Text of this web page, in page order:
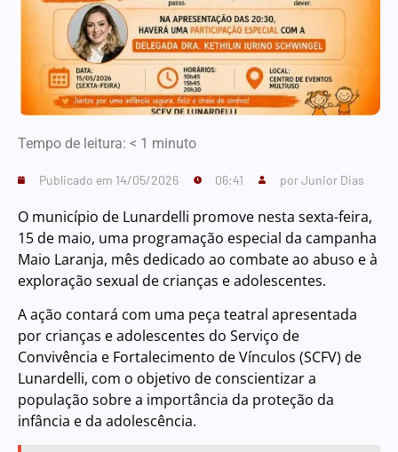
Tempo de leitura: < 1 minuto
Publicado em 14/05/2026 06:41 porJunior Dias
O município de Lunardelli promove nesta sexta-feira,
15 de maio, uma programação especial da campanha
Maio Laranja, mês dedicado ao combate ao abuso e à
exploração sexual de crianças e adolescentes.
A ação contará com uma peça teatral apresentada
por crianças e adolescentes do Serviço de
Convivência e Fortalecimento de Vínculos (SCFV) de
Lunardelli, com o objetivo de conscientizar a
população sobre a importância da proteção da
infância e da adolescência.